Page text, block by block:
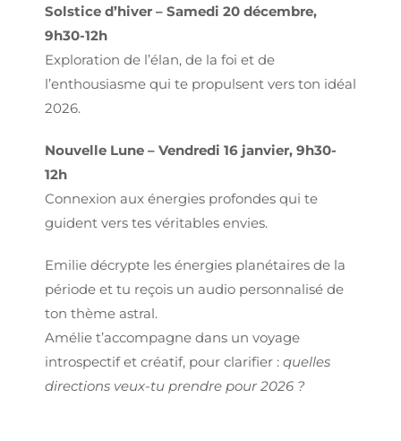
Solstice d’hiver – Samedi 20 décembre,
9h30-12h
Exploration de l’élan, de la foi et de
l’enthousiasme qui te propulsent vers ton idéal
2026.
Nouvelle Lune – Vendredi 16 janvier, 9h30-
12h
Connexion aux énergies profondes qui te
guident vers tes véritables envies.
Emilie décrypte les énergies planétaires de la
période et tu reçois un audio personnalisé de
ton thème astral.
Amélie t’accompagne dans un voyage
introspectif et créatif, pour clarifier : quelles
directions veux-tu prendre pour 2026 ?